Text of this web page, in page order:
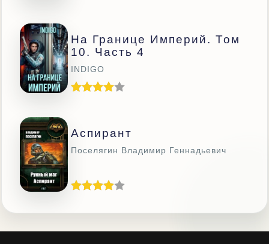
На Границе Империй. Том
10. Часть 4
INDIGO
Аспирант
Поселягин Владимир Геннадьевич